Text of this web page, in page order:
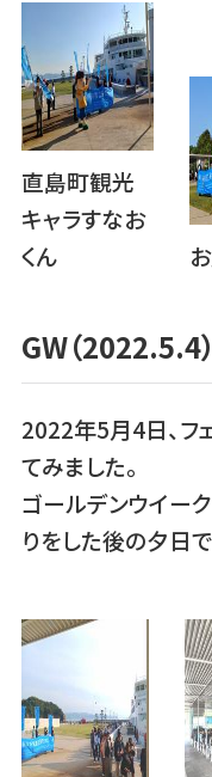
直島町観光
キャラすなお
くん
GW（2022.5.4
2022年5月4日、フ
てみました。
ゴールデンウイー
りをした後の夕日で